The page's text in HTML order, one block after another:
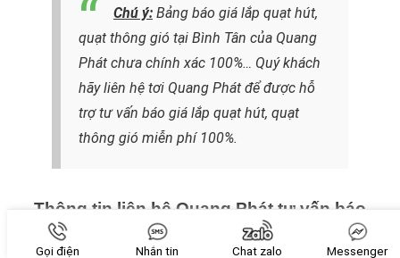
Chú ý: Bảng báo giá lắp quạt hút,
quạt thông gió tại Bình Tân của Quang
Phát chưa chính xác 100%… Quý khách
hãy liên hệ tơi Quang Phát để được hỗ
trợ tư vấn báo giá lắp quạt hút, quạt
thông gió miễn phí 100%.
Thông tin liên hệ Quang Phát tư vấn báo
giá lắp quạt hút, quạt thông gió tại Bình
Gọi điện Nhắn tin Chat zalo Messenger